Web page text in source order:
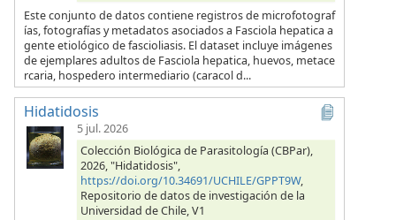
Este conjunto de datos contiene registros de microfotograf
ías, fotografías y metadatos asociados a Fasciola hepatica a
gente etiológico de fascioliasis. El dataset incluye imágenes
de ejemplares adultos de Fasciola hepatica, huevos, metace
rcaria, hospedero intermediario (caracol d...
Hidatidosis
5 jul. 2026
Colección Biológica de Parasitología (CBPar),
2026, "Hidatidosis",
https://doi.org/10.34691/UCHILE/GPPT9W,
Repositorio de datos de investigación de la
Universidad de Chile, V1